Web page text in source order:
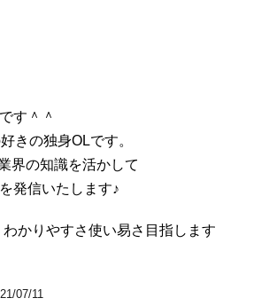
す＾＾
きの独身OLです。
界の知識を活かして
発信いたします♪
かりやすさ使い易さ目指します
07/11